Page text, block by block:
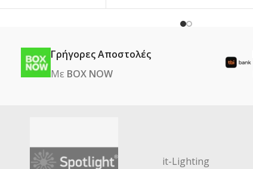
Γρήγορες Αποστολές
Με BOX NOW
it-Lighting